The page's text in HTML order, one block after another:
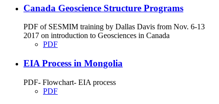
Canada Geoscience Structure Programs
PDF of SESMIM training by Dallas Davis from Nov. 6-13
2017 on introduction to Geosciences in Canada
PDF
EIA Process in Mongolia
PDF- Flowchart- EIA process
PDF